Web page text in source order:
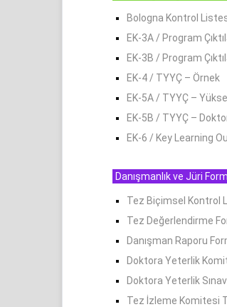
Bologna Kontrol
EK-3A / Program
EK-3B / Program
EK-4 / TYYÇ – Örnek
EK-5A / TYYÇ –
EK-5B / TYYÇ –
EK-6 / Key Learning
Danışmanlık ve Jüri
Tez Biçimsel Kontrol
Tez Değerlendirme
Danışman Raporu
Doktora Yeterlik
Doktora Yeterlik
Tez İzleme Komitesi